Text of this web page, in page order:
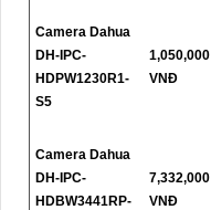
Camera Dahua
DH-IPC-
HDPW1230R1-
S5
1,050,000
VNĐ
Camera Dahua
DH-IPC-
HDBW3441RP-
7,332,000
VNĐ